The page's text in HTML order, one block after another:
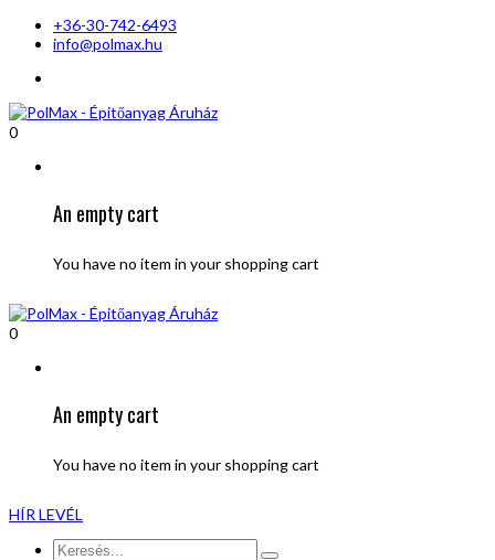
+36-30-742-6493
info@polmax.hu
0
An empty cart
You have no item in your shopping cart
0
An empty cart
You have no item in your shopping cart
HÍR LEVÉL